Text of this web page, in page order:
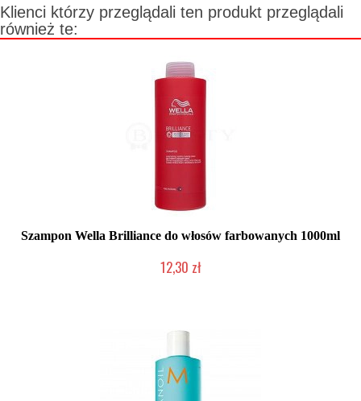
Klienci którzy przeglądali ten produkt przeglądali
również te:
Szampon Wella Brilliance do włosów farbowanych 1000ml
12,30 zł